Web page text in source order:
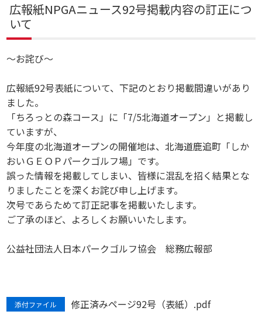
広報紙NPGAニュース92号掲載内容の訂正につ
いて
～お詫び～
広報紙92号表紙について、下記のとおり掲載間違いがあり
ました。
「ちろっとの森コース」に「7/5北海道オープン」と掲載し
ていますが、
今年度の北海道オープンの開催地は、北海道鹿追町「しか
おいＧＥＯＰパークゴルフ場」です。
誤った情報を掲載してしまい、皆様に混乱を招く結果とな
りましたことを深くお詫び申し上げます。
次号であらためて訂正記事を掲載いたします。
ご了承のほど、よろしくお願いいたします。
公益社団法人日本パークゴルフ協会 総務広報部
添付ファイル 修正済みページ92号（表紙）.pdf